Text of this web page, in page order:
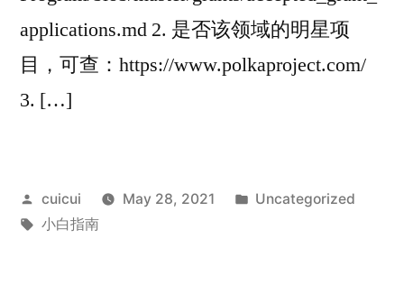
applications.md 2. 是否该领域的明星项
目，可查：https://www.polkaproject.com/
3. […]
Posted
by
cuicui May 28, 2021
Posted
Uncategorized
Tags:
小白指南